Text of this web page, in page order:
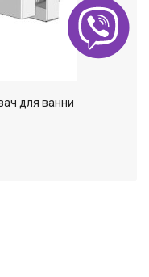
для ванни